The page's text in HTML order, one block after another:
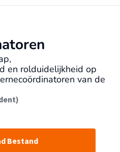
en rolduidelijkheid op
van de
Bestand